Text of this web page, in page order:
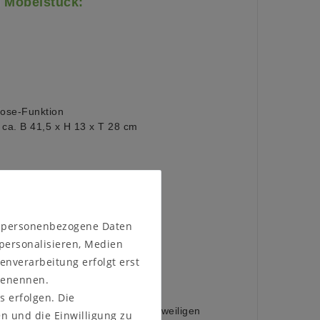
Funktion
B 41,5 x H 13 x T 28 cm
zum Programm:
Spanplatte
Material, das sich an die jeweiligen
Daten
Medien
erfolgt erst
erfolgen. Die
und die Einwilligung zu